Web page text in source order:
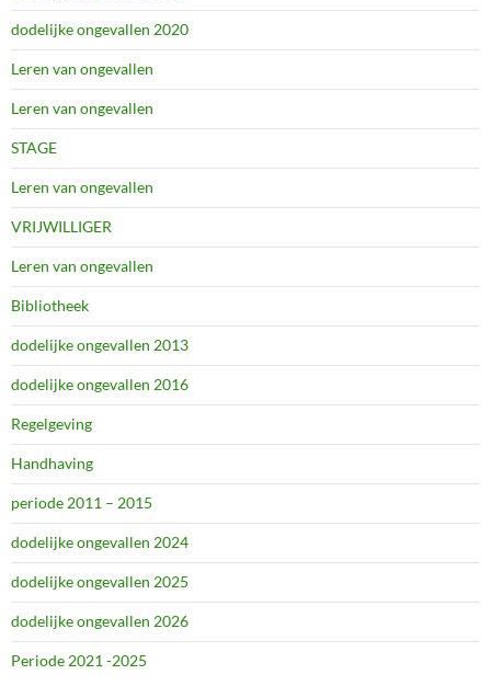
dodelijke ongevallen 2020
Leren van ongevallen
Leren van ongevallen
STAGE
Leren van ongevallen
VRIJWILLIGER
Leren van ongevallen
Bibliotheek
dodelijke ongevallen 2013
dodelijke ongevallen 2016
Regelgeving
Handhaving
periode 2011 – 2015
dodelijke ongevallen 2024
dodelijke ongevallen 2025
dodelijke ongevallen 2026
Periode 2021 -2025